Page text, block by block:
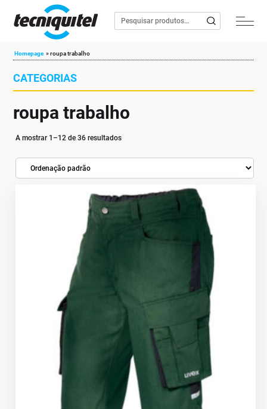
Homepage »roupa trabalho
CATEGORIAS
roupa trabalho
A mostrar 1–12 de 36 resultados